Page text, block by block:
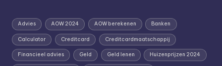
Advies AOW 2024 AOW berekenen Banken
Calculator Creditcard Creditcardmaatschappij
Financieel advies Geld Geld lenen Huizenprijzen 2024